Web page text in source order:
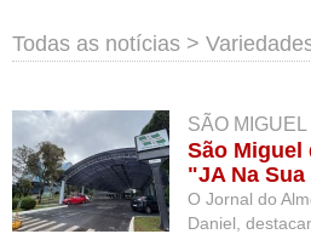
Todas as notícias >
SÃO
São Miguel
"JA Na
O Jornal do
Daniel,